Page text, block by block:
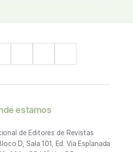
estamos
de Editores de Revistas
D, Sala 101, Ed. Via Esplanada